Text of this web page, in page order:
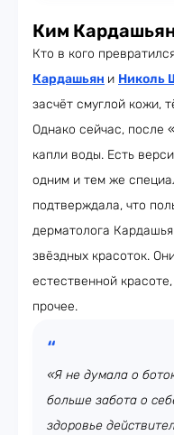
Ким
Кто в кого
Кардашьян и Николь
засчёт смуглой кожи,
Однако сейчас, после
капли воды. Есть
одним и тем же
подтверждала, что
дерматолога
звёздных красоток.
естественной
прочее.
«Я не думала о
больше забота о
здоровье